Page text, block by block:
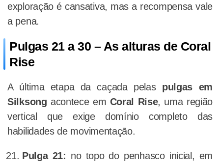
exploração é cansativa, mas a recompensa vale
a pena.
Pulgas 21 a 30 – As alturas de Coral
Rise
A última etapa da caçada pelas pulgas em
Silksong acontece em Coral Rise, uma região
vertical que exige domínio completo das
habilidades de movimentação.
Pulga 21: no topo do penhasco inicial, em